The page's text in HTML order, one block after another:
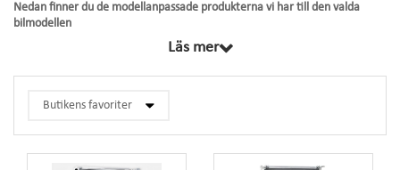
Nedan finner du de modellanpassade produkterna vi har till den valda
bilmodellen
Gemensamt för samtliga produkter inom denna kategori är att de är
någonsin är möjligt för produkten. Artiklarna innehåller alltid det som
ger ökad driftsäkerhet.
Läs mer